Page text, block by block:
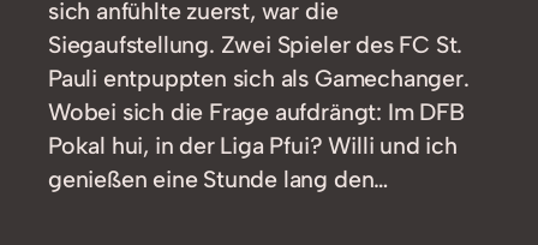
sich anfühlte zuerst, war die
Siegaufstellung. Zwei Spieler des FC St.
Pauli entpuppten sich als Gamechanger.
Wobei sich die Frage aufdrängt: Im DFB
Pokal hui, in der Liga Pfui? Willi und ich
genießen eine Stunde lang den…